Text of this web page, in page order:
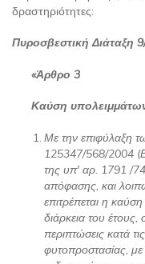
δραστηριότητες:
Πυροσβεστική Διάταξη
«Άρθρο 3
Καύση
Με την επιφύλαξη
125347/568/2004
της υπ' αρ. 1791 /
απόφασης, και
επιτρέπεται η
διάρκεια του έτους,
περιπτώσεις κατά
φυτοπροστασίας, με